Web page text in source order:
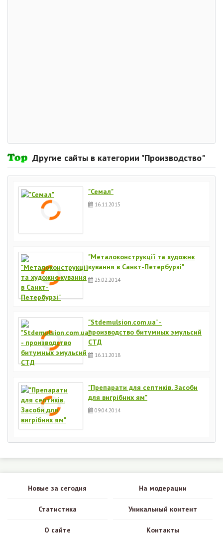
Другие сайты в категории "Производство"
"Семал"
16.11.2015
"Металоконструкції та художнє
кування в Санкт-Петербурзі"
25.02.2014
"Stdemulsion.com.ua" -
производство битумных эмульсий
СТД
16.11.2018
"Препарати для септиків. Засоби
для вигрібних ям"
09.04.2014
Новые за сегодня На модерации
Статистика Уникальный контент
О сайте Контакты